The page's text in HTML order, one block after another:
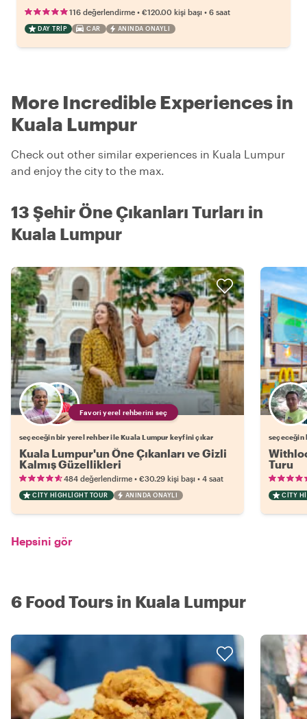
116 değerlendirme • €120.00 kişi başı • 6 saat
DAY TRIP CAR ANINDA ONAYLI
More Incredible Experiences in
Kuala Lumpur
Check out other similar experiences in Kuala Lumpur
and enjoy the city to the max.
13 Şehir Öne Çıkanları Turları in
Kuala Lumpur
Favori yerel rehberini seç
seçeceğin bir yerel rehber ile Kuala Lumpur keyfini çıkar
Kuala Lumpur'un Öne Çıkanları ve Gizli
Kalmış Güzellikleri
484 değerlendirme • €30.29 kişi başı • 4 saat
CITY HIGHLIGHT TOUR ANINDA ONAYLI
seçeceğin
Turu
CITY
Hepsini gör
6 Food Tours in Kuala Lumpur